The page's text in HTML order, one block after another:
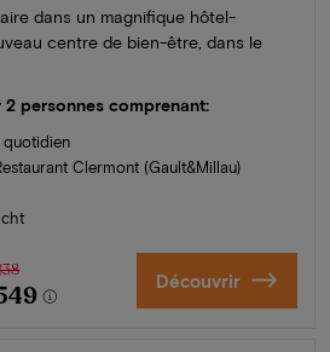
dans un magnifique hôtel-
centre de bien-être, dans le
personnes comprenant:
Clermont (Gault&Millau)
Découvrir